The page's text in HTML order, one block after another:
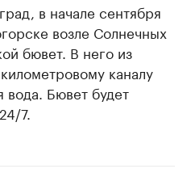
в начале сентября
возле Солнечных
бювет. В него из
каналу
вода. Бювет будет
7.